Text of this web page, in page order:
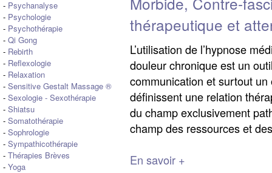
- Psychanalyse
- Psychologie
- Psychothérapie
- Qi Gong
- Rebirth
- Reflexologie
- Relaxation
- Sensitive Gestalt Massage ®
- Sexologie - Sexothérapie
- Shiatsu
- Somatothérapie
- Sophrologie
- Sympathicothérapie
- Thérapies Brèves
- Yoga
thérapeutique et
L’utilisation de l’hypnose
douleur chronique est un
communication et surtout
définissent une relation
du champ exclusivement
champ des ressources et
En savoir +